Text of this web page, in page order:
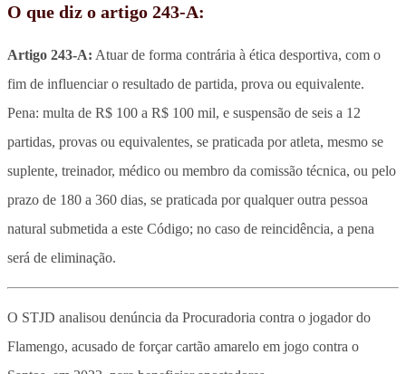
O que diz o artigo 243-A:
Artigo 243-A: Atuar de forma contrária à ética desportiva, com o
fim de influenciar o resultado de partida, prova ou equivalente.
Pena: multa de R$ 100 a R$ 100 mil, e suspensão de seis a 12
partidas, provas ou equivalentes, se praticada por atleta, mesmo se
suplente, treinador, médico ou membro da comissão técnica, ou pelo
prazo de 180 a 360 dias, se praticada por qualquer outra pessoa
natural submetida a este Código; no caso de reincidência, a pena
será de eliminação.
O STJD analisou denúncia da Procuradoria contra o jogador do
Flamengo, acusado de forçar cartão amarelo em jogo contra o